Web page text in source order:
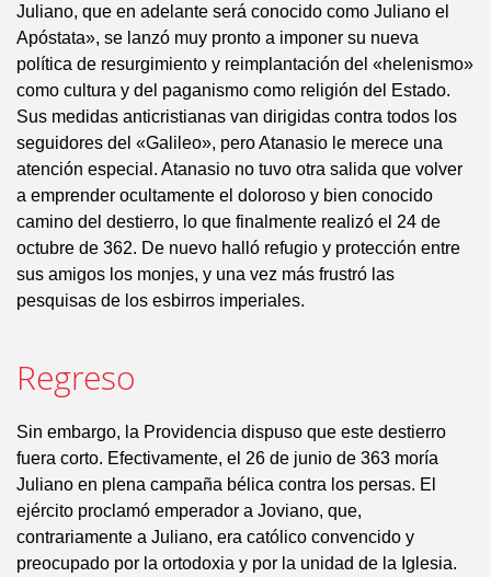
Juliano, que en adelante será conocido como Juliano el
Apóstata», se lanzó muy pronto a imponer su nueva
política de resurgimiento y reimplantación del «helenismo»
como cultura y del paganismo como religión del Estado.
Sus medidas anticristianas van dirigidas contra todos los
seguidores del «Galileo», pero Atanasio le merece una
atención especial. Atanasio no tuvo otra salida que volver
a emprender ocultamente el doloroso y bien conocido
camino del destierro, lo que finalmente realizó el 24 de
octubre de 362. De nuevo halló refugio y protección entre
sus amigos los monjes, y una vez más frustró las
pesquisas de los esbirros imperiales.
Regreso
Sin embargo, la Providencia dispuso que este destierro
fuera corto. Efectivamente, el 26 de junio de 363 moría
Juliano en plena campaña bélica contra los persas. El
ejército proclamó emperador a Joviano, que,
contrariamente a Juliano, era católico convencido y
preocupado por la ortodoxia y por la unidad de la Iglesia.